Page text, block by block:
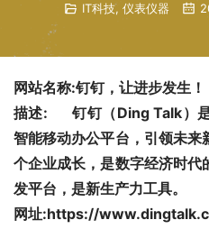
IT科技, 仪表仪器
网站名称:钉钉，让进步发生！
描述:	钉钉（Ding Talk）是阿里巴巴集团打造的企业级
智能移动办公平台，引领未
个企业成长，是数字经济时
发平台，是新生产力工具。
网址:https://